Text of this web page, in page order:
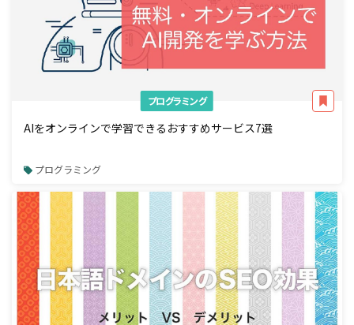
プログラミング
AIをオンラインで学習できるおすすめサービス7選
プログラミング